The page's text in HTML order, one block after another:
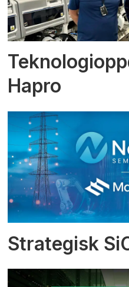
Hapro
Strategisk